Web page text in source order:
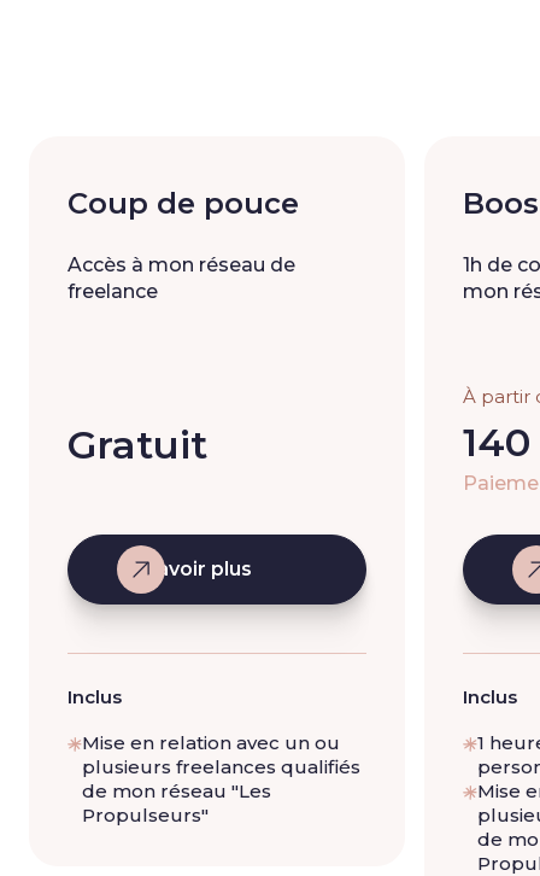
Coup de pouce
Accès à mon réseau de
freelance
Gratuit
En savoir plus
Inclus
Mise en relation avec un ou
plusieurs freelances qualifiés
de mon réseau "Les
Propulseurs"
1h de
mon
À partir
Inclus
1
Mise
de